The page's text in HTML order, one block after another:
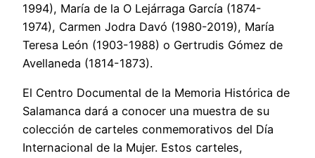
1994), María de la O Lejárraga García (1874-
1974), Carmen Jodra Davó (1980-2019), María
Teresa León (1903-1988) o Gertrudis Gómez de
Avellaneda (1814-1873).
El Centro Documental de la Memoria Histórica de
Salamanca dará a conocer una muestra de su
colección de carteles conmemorativos del Día
Internacional de la Mujer. Estos carteles,